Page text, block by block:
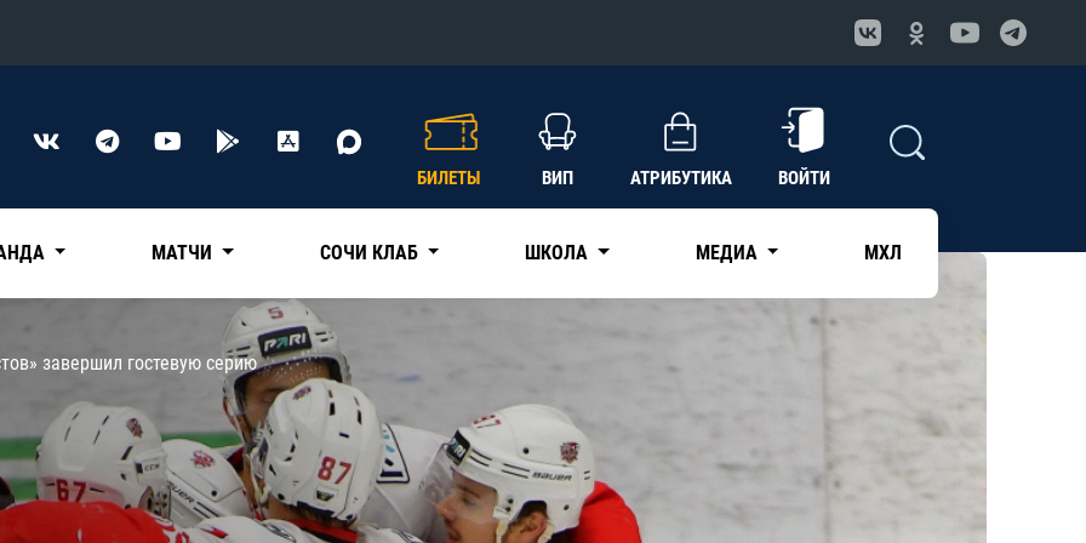
Конференция «Восток»
Трактор
Дивизион Чернышева
Авангард
Адмирал
КХЛ
БИЛЕТЫ ВИП АТРИБУТИКА ВОЙТИ
МАТЧИ СОЧИ КЛАБ ШКОЛА МЕДИА МХЛ
завершил гостевую серию